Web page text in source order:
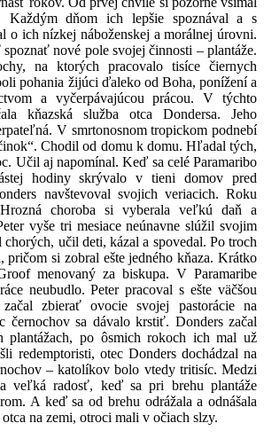
dňom ich lepšie spoznával a s
o ich nízkej náboženskej a morálnej úrovni.
nové pole svojej činnosti – plantáže.
na ktorých pracovalo tisíce čiernych
pohania žijúci ďaleko od Boha, ponížení a
a vyčerpávajúcou prácou. V týchto
kňazská služba otca Dondersa. Jeho
V smrtonosnom tropickom podnebí
Chodil od domu k domu. Hľadal tých,
Učil aj napomínal. Keď sa celé Paramaribo
hodiny skrývalo v tieni domov pred
navštevoval svojich veriacich. Roku
choroba si vyberala veľkú daň a
vyše tri mesiace neúnavne slúžil svojim
učil deti, kázal a spovedal. Po troch
pričom si zobral ešte jedného kňaza. Krátko
menovaný za biskupa. V Paramaribe
neubudlo. Peter pracoval s ešte väčšou
zbierať ovocie svojej pastorácie na
černochov sa dávalo krstiť. Donders začal
plantážach, po ôsmich rokoch ich mal už
redemptoristi, otec Donders dochádzal na
– katolíkov bolo vtedy tritisíc. Medzi
veľká radosť, keď sa pri brehu plantáže
A keď sa od brehu odrážala a odnášala
na zemi, otroci mali v očiach slzy.